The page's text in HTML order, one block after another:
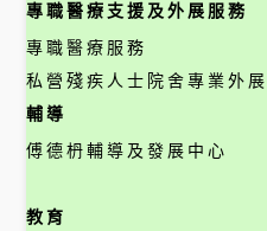
專職醫療支援及外展服務
專職醫療服務
私營殘疾人士院舍專業外
輔導
傅德枬輔導及發展中心
教育